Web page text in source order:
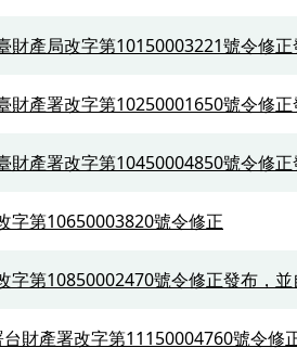
產局改字第10150003221號令修
產署改字第10250001650號令修
產署改字第10450004850號令修
字第10650003820號令修正
字第10850002470號令修正發布，
財產署改字第11150004760號令